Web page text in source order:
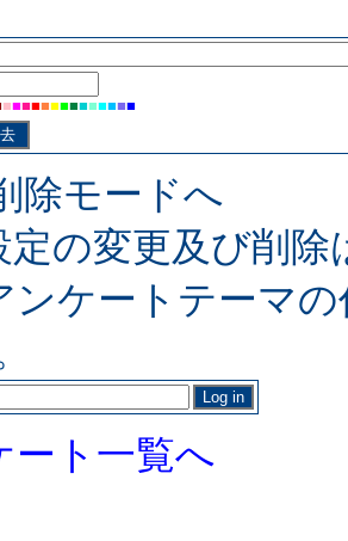
■■■■■■■■■■■■■■
除モードへ
定の変更及び削除
ンケートテーマ
ート一覧へ